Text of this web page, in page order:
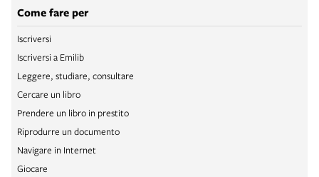
Come fare per
Iscriversi
Iscriversi a Emilib
Leggere, studiare, consultare
Cercare un libro
Prendere un libro in prestito
Riprodurre un documento
Navigare in Internet
Giocare